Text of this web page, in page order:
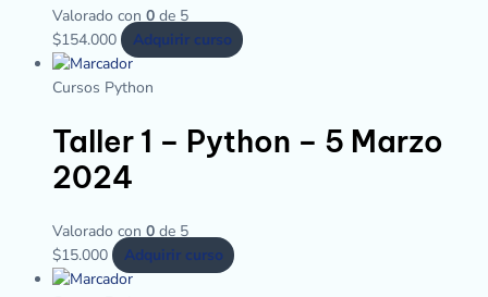
Valorado con 0 de 5
$154.000 Adquirir curso
Cursos Python
Taller 1 – Python – 5 Marzo
2024
Valorado con 0 de 5
$15.000 Adquirir curso